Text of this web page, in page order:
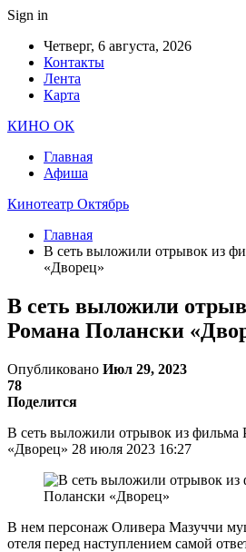
Sign in
Четверг, 6 августа, 2026
Контакты
Лента
Карта
КИНО ОК
Главная
Афиша
Кинотеатр Октябрь
Главная
В сеть выложили отрывок из
«Дворец»
В сеть выложили
Романа Полански
Опубликовано Июл 29, 2023
78
Поделится
В сеть выложили отрывок из фильма
«Дворец» 28 июля 2023 16:27
В нем персонаж Оливера Мазуччи
отеля перед наступлением самой